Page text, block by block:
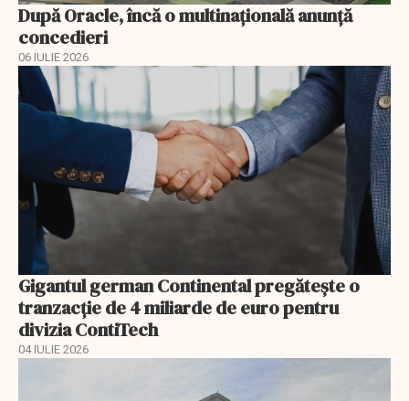
După Oracle, încă o multinaţională anunţă
concedieri
06 IULIE 2026
Gigantul german Continental pregătește o
tranzacție de 4 miliarde de euro pentru
divizia ContiTech
04 IULIE 2026